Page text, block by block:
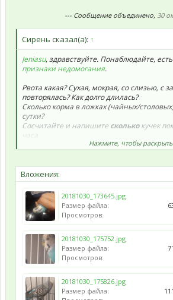
--- Сообщение объединено, 30
Сирень сказал(а): ↑
Jeniasu, здравствуйте. Понаблюдайте,
признаки недомогания.
Рвота какая? Сухая, мокрая, со слизью, с
повторялась? Как долго длилась?
Сколько корма в ложках (чайных/
сутки?
Сосчитайте и напишите сколькокучек
Посмотрите как и проверьтеупитанность.
Выкладывайте, пожалуйста, фото всего
(ночного) и вечером (дневного).
Выложите фотопроблемных мест (см.
Напишите в личку нашим консультантам
Zosia, попросите посмотреть Вашу тему.
тему в письме.
подумайте, пожалуйста, о подруге для
Нажмите, чтобы
Вложения:
20181030_173645.jpg
Размер файла:
Просмотров:
20181030_175752.jpg
Размер файла:
Просмотров:
20181030_175826.jpg
Размер файла: